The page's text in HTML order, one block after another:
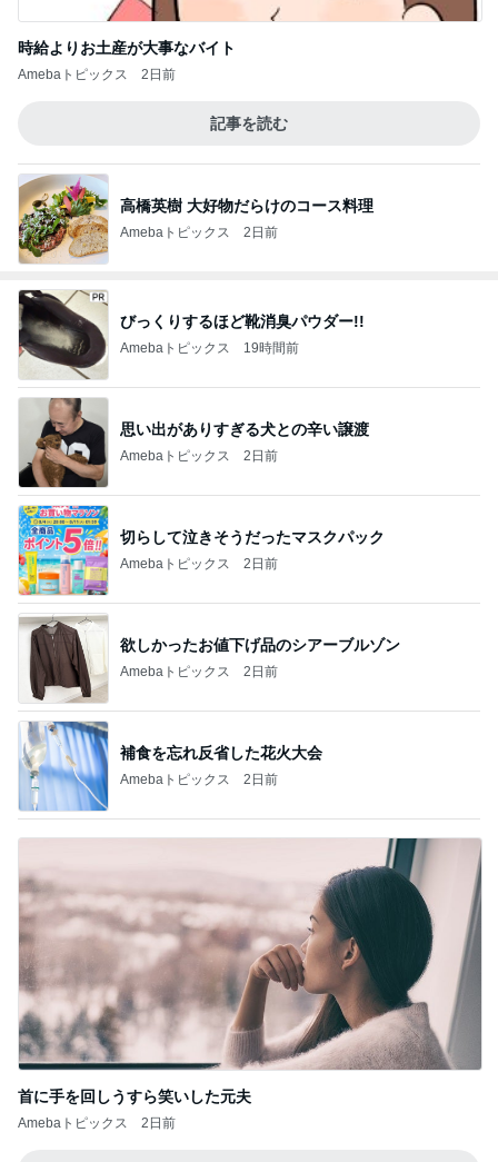
時給よりお土産が大事なバイト
Amebaトピックス 2日前
記事を読む
高橋英樹 大好物だらけのコース料理
Amebaトピックス 2日前
びっくりするほど靴消臭パウダー!!
Amebaトピックス 19時間前
思い出がありすぎる犬との辛い譲渡
Amebaトピックス 2日前
切らして泣きそうだったマスクパック
Amebaトピックス 2日前
欲しかったお値下げ品のシアーブルゾン
Amebaトピックス 2日前
補食を忘れ反省した花火大会
Amebaトピックス 2日前
首に手を回しうすら笑いした元夫
Amebaトピックス 2日前